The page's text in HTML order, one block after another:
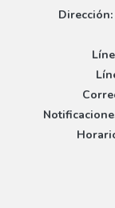
Dirección: